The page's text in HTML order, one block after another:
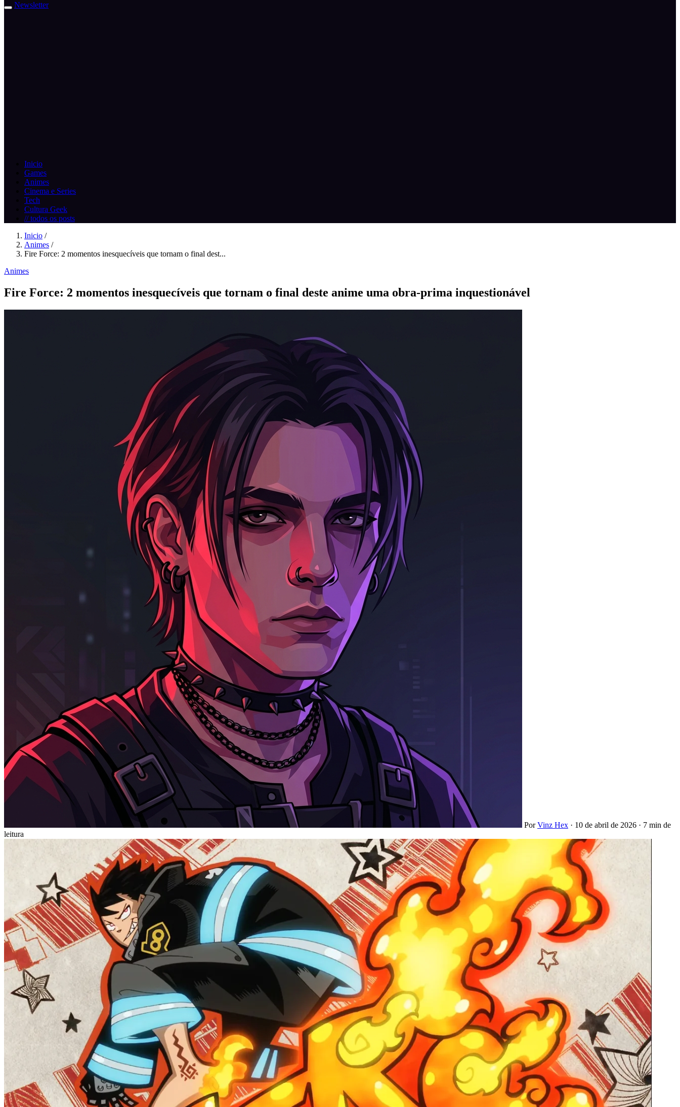
Newsletter
Inicio
Games
Animes
Cinema e Series
Tech
Cultura Geek
// todos os posts
Inicio /
Animes /
Fire Force: 2 momentos inesquecíveis que tornam o final dest...
Animes
Fire Force: 2 momentos inesquecíveis que tornam o final deste anime uma obra-prima inquestionável
PorVinz Hex · 10 de abril de 2026 · 7 min de
leitura